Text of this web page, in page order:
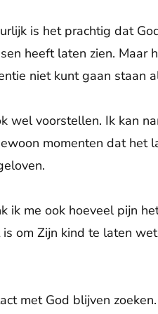
is het prachtig dat
heeft laten zien. Maar
niet kunt gaan staan
wel voorstellen. Ik kan
momenten dat
ik me ook hoeveel pijn
om Zijn kind te laten
met God blijven